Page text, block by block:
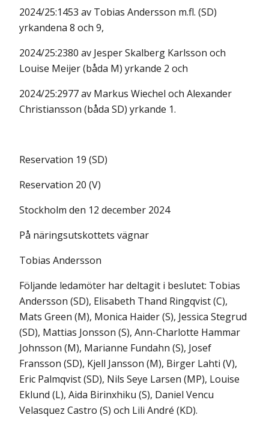
2024/25:1453 av Tobias Andersson m.fl. (SD)
yrkandena 8 och 9,
2024/25:2380 av Jesper Skalberg Karlsson och
Louise Meijer (båda M) yrkande 2 och
2024/25:2977 av Markus Wiechel och Alexander
Christiansson (båda SD) yrkande 1.
Reservation 19 (SD)
Reservation 20 (V)
Stockholm den 12 december 2024
På näringsutskottets vägnar
Tobias Andersson
Följande ledamöter har deltagit i beslutet: Tobias
Andersson (SD), Elisabeth Thand Ringqvist (C),
Mats Green (M), Monica Haider (S), Jessica Stegrud
(SD), Mattias Jonsson (S), Ann-Charlotte Hammar
Johnsson (M), Marianne Fundahn (S), Josef
Fransson (SD), Kjell Jansson (M), Birger Lahti (V),
Eric Palmqvist (SD), Nils Seye Larsen (MP), Louise
Eklund (L), Aida Birinxhiku (S), Daniel Vencu
Velasquez Castro (S) och Lili André (KD).